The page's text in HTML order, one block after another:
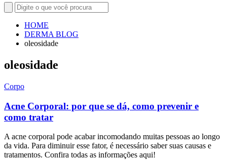
HOME
DERMA BLOG
oleosidade
oleosidade
Corpo
Acne Corporal: por que se dá, como prevenir e
como tratar
A acne corporal pode acabar incomodando muitas pessoas ao longo
da vida. Para diminuir esse fator, é necessário saber suas causas e
tratamentos. Confira todas as informações aqui!